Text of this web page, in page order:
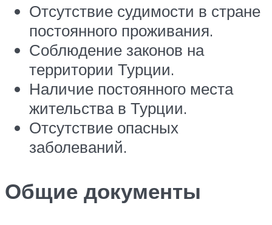
Отсутствие судимости в стране
постоянного проживания.
Соблюдение законов на
территории Турции.
Наличие постоянного места
жительства в Турции.
Отсутствие опасных
заболеваний.
Общие документы